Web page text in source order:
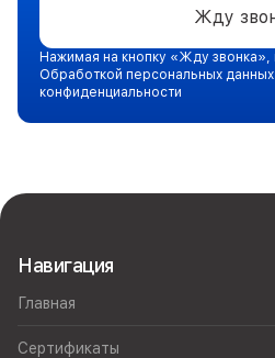
Жду
Нажимая на кнопку «Жду звонка»,
Обработкой персональных данных
конфиденциальности
Навигация
Главная
Сертификаты